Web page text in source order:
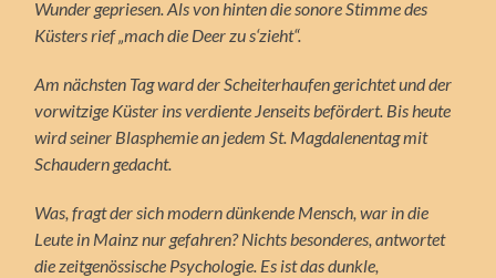
Wunder gepriesen. Als von hinten die sonore Stimme des
Küsters rief „mach die Deer zu s‘zieht“.
Am nächsten Tag ward der Scheiterhaufen gerichtet und der
vorwitzige Küster ins verdiente Jenseits befördert. Bis heute
wird seiner Blasphemie an jedem St. Magdalenentag mit
Schaudern gedacht.
Was, fragt der sich modern dünkende Mensch, war in die
Leute in Mainz nur gefahren? Nichts besonderes, antwortet
die zeitgenössische Psychologie. Es ist das dunkle,